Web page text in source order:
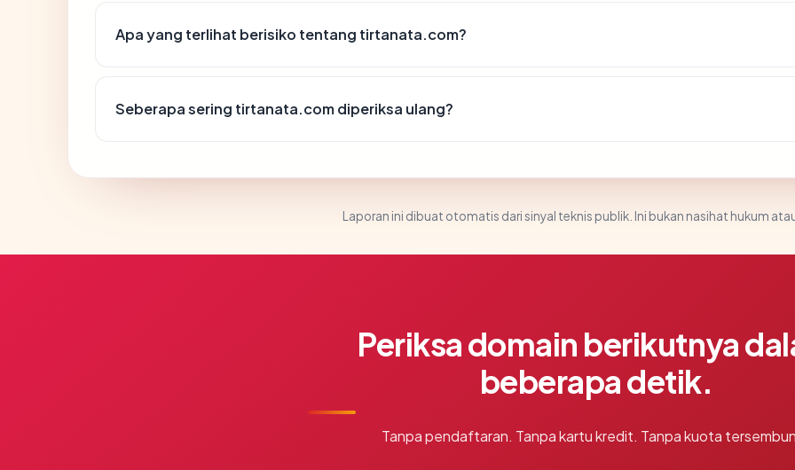
Apa yang terlihat berisiko tentang tirtanata.com?
Seberapa sering tirtanata.com diperiksa ulang?
Laporan ini dibuat otomatis dari sinyal teknis publik. Ini bukan nasihat hukum
Periksa domain berikutnya
beberapa detik.
Tanpa pendaftaran. Tanpa kartu kredit. Tanpa kuota